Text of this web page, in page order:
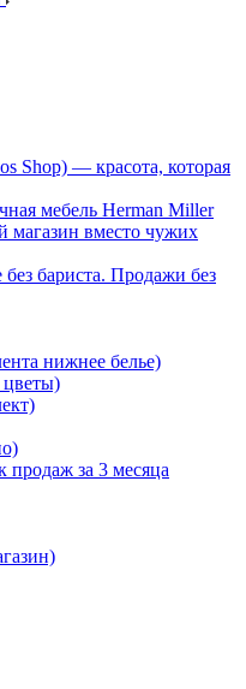
Shop) — красота, которая
мебель Herman Miller
магазин вместо чужих
бариста. Продажи без
нижнее белье)
за 3 месяца